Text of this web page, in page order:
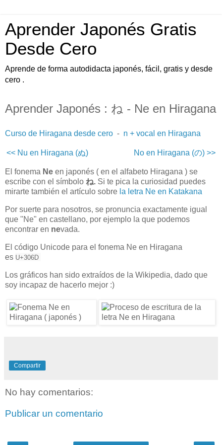
Aprender Japonés Gratis
Desde Cero
Aprende de forma autodidacta japonés, fácil, gratis y desde
cero .
Aprender Japonés : ね - Ne en Hiragana
Curso de Hiragana desde cero - n + vocal en Hiragana
<< Nu en Hiragana (ぬ) No en Hiragana (の) >>
El fonema Ne en japonés ( en el alfabeto Hiragana ) se
escribe con el símbolo ね. Si te pica la curiosidad puedes
mirarte también el artículo sobre la letra Ne en Katakana
Por suerte para nosotros, se pronuncia exactamente igual
que "Ne" en castellano, por ejemplo la que podemos
encontrar en nevada.
El código Unicode para el fonema Ne en Hiragana
es U+306D
Los gráficos han sido extraídos de la Wikipedia, dado que
soy incapaz de hacerlo mejor :)
Compartir
No hay comentarios:
Publicar un comentario